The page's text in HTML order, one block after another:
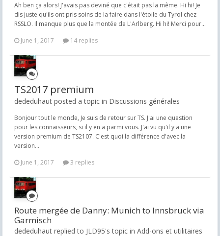
Ah ben ça alors! J'avais pas deviné que c'était pas la même. Hi hi! Je
dis juste qu'ils ont pris soins de la faire dans l'étoile du Tyrol chez
RSSLO. Il manque plus que la montée de L'Arlberg. Hi hi! Merci pour...
June 1, 2017
14 replies
TS2017 premium
dededuhaut posted a topic in Discussions générales
Bonjour tout le monde, Je suis de retour sur TS. J'ai une question
pour les connaisseurs, si il y en a parmi vous. J'ai vu qu'il y a une
version premium de TS2107. C'est quoi la différence d'avec la
version...
June 1, 2017
3 replies
Route mergée de Danny: Munich to Innsbruck via
Garmisch
dededuhaut replied to JLD95's topic in Add-ons et utilitaires